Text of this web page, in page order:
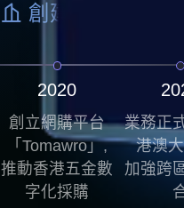
創建歷程
2020
創立網購平台
「Tomawro」,
推動香港五金數
字化採購
業務正
港澳
加強跨